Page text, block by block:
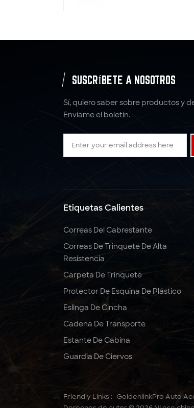
de rueda
de poliéster
5:1 6: 1 7:1 Eslinga de
redonda de poliéster
Correas de trinquete
pies, resistentes
SUSCRÍBETE A NOSOTROS
Sí, quiero saber sobre productos y
Envíame el boletín.
Etiquetas Calientes
Correas Del Cabrestante
Correas De Trinquete De Alta
Resistencia
Carpeta De Trinquete
Protector De Esquina De Plástico
Eslinga De Cincha
Cadena De Transporte
Estante De Cabina
Guardia De Ciervos
Friendly Links : GoldenlinkPro Auto